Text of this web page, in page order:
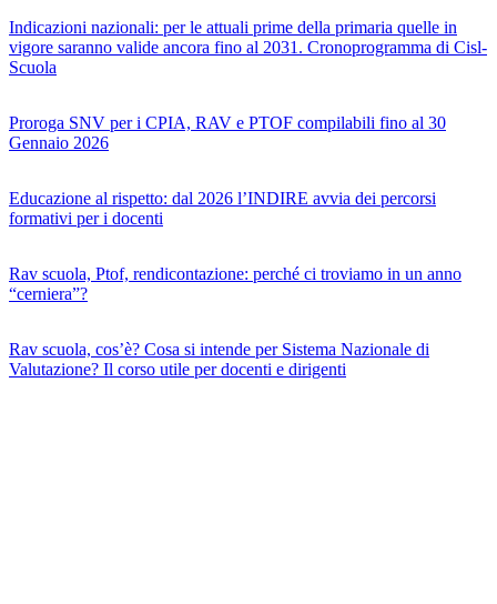
Indicazioni nazionali: per le attuali prime della primaria quelle in
vigore saranno valide ancora fino al 2031. Cronoprogramma di Cisl-
Scuola
Proroga SNV per i CPIA, RAV e PTOF compilabili fino al 30
Gennaio 2026
Educazione al rispetto: dal 2026 l’INDIRE avvia dei percorsi
formativi per i docenti
Rav scuola, Ptof, rendicontazione: perché ci troviamo in un anno
“cerniera”?
Rav scuola, cos’è? Cosa si intende per Sistema Nazionale di
Valutazione? Il corso utile per docenti e dirigenti